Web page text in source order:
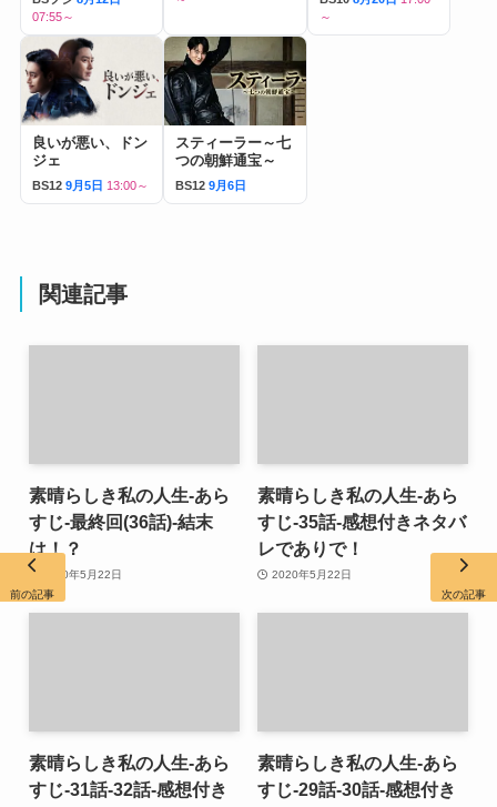
07:55～
～
良いが悪い、ドン
ジェ
BS12 9月5日 13:00～
スティーラー～七
つの朝鮮通宝～
BS12 9月6日
関連記事
素晴らしき私の人生-あら
すじ-最終回(36話)-結末
は！？
2020年5月22日
素晴らしき私の人生-あら
すじ-35話-感想付きネタバ
レでありで！
2020年5月22日
素晴らしき私の人生-あら
すじ-31話-32話-感想付き
素晴らしき私の人生-あら
すじ-29話-30話-感想付き
前の記事 次の記事